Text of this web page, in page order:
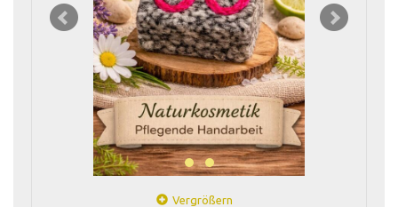
Vergrößern